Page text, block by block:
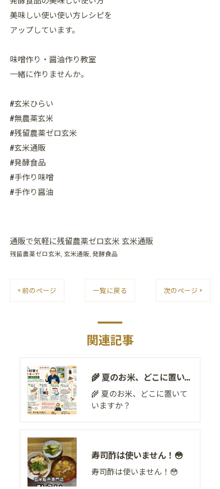
美味しい使い使い方レシピを
アップしています。
味噌作り・醤油作り教室
一緒に作りませんか。
#玄米ひらい
#無農薬玄米
#残留農薬ゼロ玄米
#玄米通販
#発酵食品
#手作り味噌
#手作り醤油
通販で気軽に残留農薬ゼロ玄米 玄米通販
残留農薬ゼロ玄米 玄米通販 発酵食品
< 前のページ 一覧に戻る 次のページ >
関連記事
🌾 夏のお米、どこに置いていますか？
🌾 夏のお米、どこに置いて
いますか？
寿司酢は使いません！😳
寿司酢は使いません！😳